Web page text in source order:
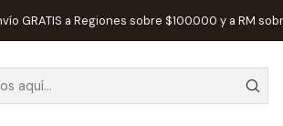
GRATIS a Regiones sobre $100.000 y a RM
Carcassonne: Mercados y Puentes (2da
Carcassonne: